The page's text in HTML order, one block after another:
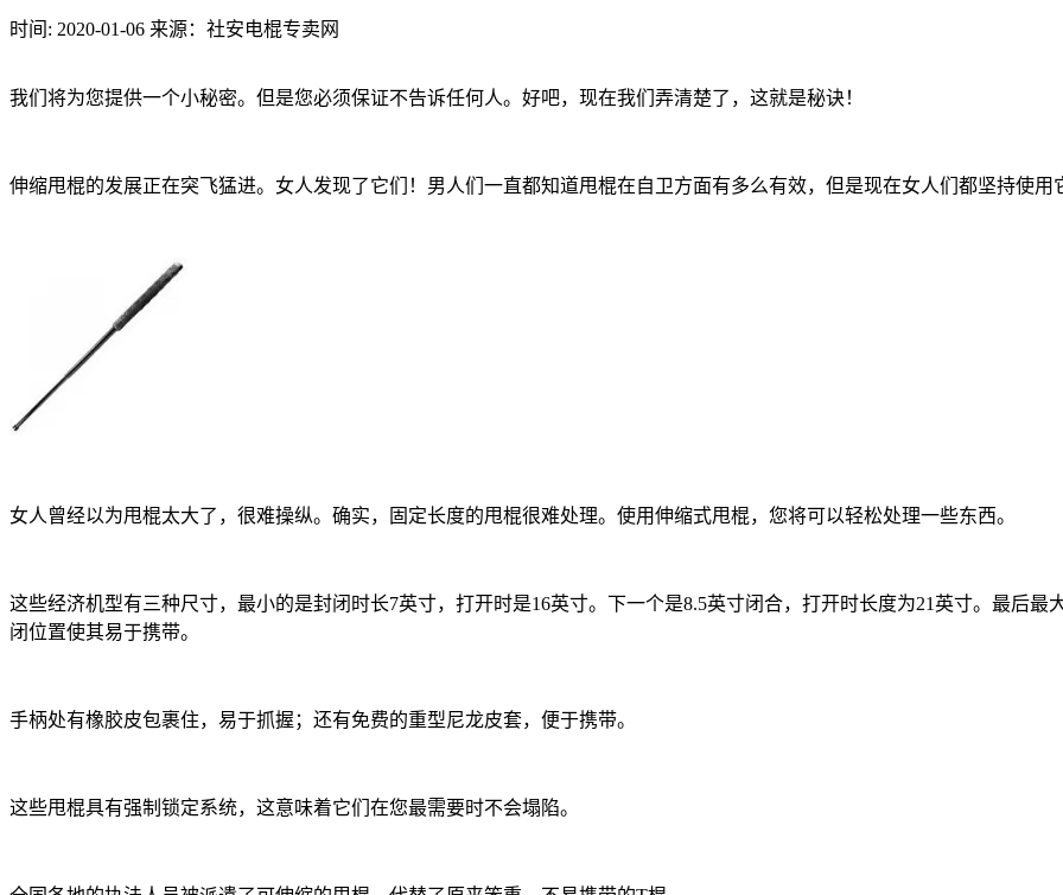
时间: 2020-01-06 来源：社安电棍专卖网
我们将为您提供一个小秘密。但是您必须保证不告诉任何人。好吧，现在我们弄清楚了，这就是秘诀！
伸缩甩棍的发展正在突飞猛进。女人发现了它们！男人们一直都知道甩棍在自卫方面有多么有效，但是现在女人们都坚持使用
女人曾经以为甩棍太大了，很难操纵。确实，固定长度的甩棍很难处理。使用伸缩式甩棍，您将可以轻松处理一些东西。
这些经济机型有三种尺寸，最小的是封闭时长7英寸，打开时是16英寸。下一个是8.5英寸闭合，打开时长度为21英寸。最后
闭位置使其易于携带。
手柄处有橡胶皮包裹住，易于抓握；还有免费的重型尼龙皮套，便于携带。
这些甩棍具有强制锁定系统，这意味着它们在您最需要时不会塌陷。